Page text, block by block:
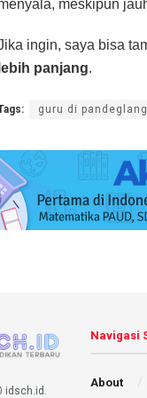
meskipun
ingin, saya bisa
lebih panjang.
guru di pandeglang
idsch.id .
Navigasi
About